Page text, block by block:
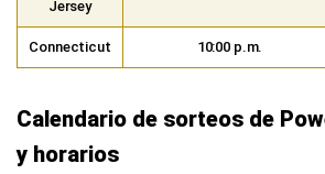
Jersey
Connecticut 10:00 p.m.
Calendario de sorteos de
y horarios